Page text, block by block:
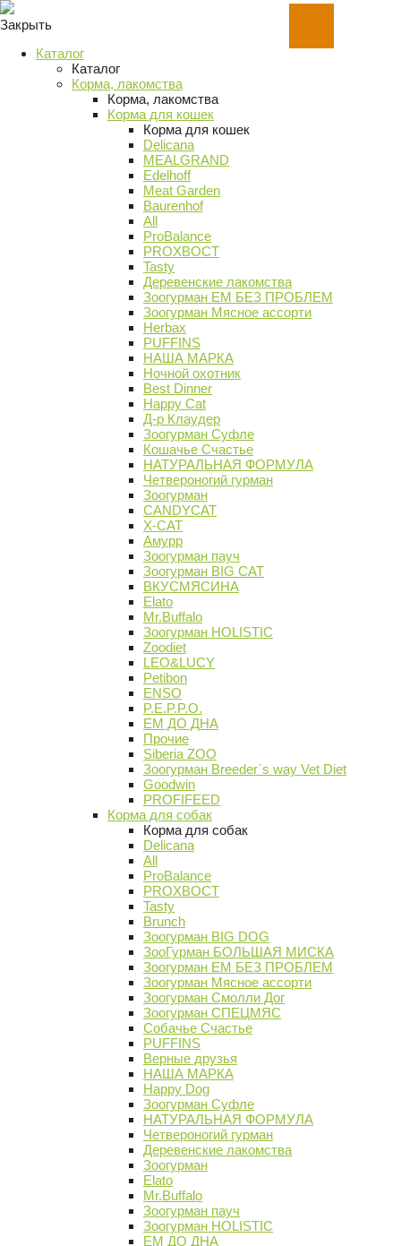
Закрыть
Каталог
Каталог
Корма, лакомства
Корма, лакомства
Корма для кошек
Корма для кошек
Delicana
MEALGRAND
Edelhoff
Meat Garden
Baurenhof
All
ProBalance
PROХВОСТ
Tasty
Деревенские лакомства
Зоогурман ЕМ БЕЗ ПРОБЛЕМ
Зоогурман Мясное ассорти
Herbax
PUFFINS
НАША МАРКА
Ночной охотник
Best Dinner
Happy Cat
Д-р Клаудер
Зоогурман Суфле
Кошачье Счастье
НАТУРАЛЬНАЯ ФОРМУЛА
Четвероногий гурман
Зоогурман
CANDYCAT
X-CAT
Амурр
Зоогурман пауч
Зоогурман BIG CAT
ВКУСМЯСИНА
Elato
Mr.Buffalo
Зоогурман HOLISTIC
Zoodiet
LEO&LUCY
Petibon
ENSO
P.E.P.P.O.
ЕМ ДО ДНА
Прочие
Siberia ZOO
Зоогурман Breeder`s way Vet Diet
Goodwin
PROFIFEED
Корма для собак
Корма для собак
Delicana
All
ProBalance
PROХВОСТ
Tasty
Brunch
Зоогурман BIG DOG
ЗооГурман БОЛЬШАЯ МИСКА
Зоогурман ЕМ БЕЗ ПРОБЛЕМ
Зоогурман Мясное ассорти
Зоогурман Смолли Дог
Зоогурман СПЕЦМЯС
Собачье Счастье
PUFFINS
Верные друзья
НАША МАРКА
Happy Dog
Зоогурман Суфле
НАТУРАЛЬНАЯ ФОРМУЛА
Четвероногий гурман
Деревенские лакомства
Зоогурман
Elato
Mr.Buffalo
Зоогурман пауч
Зоогурман HOLISTIC
ЕМ ДО ДНА